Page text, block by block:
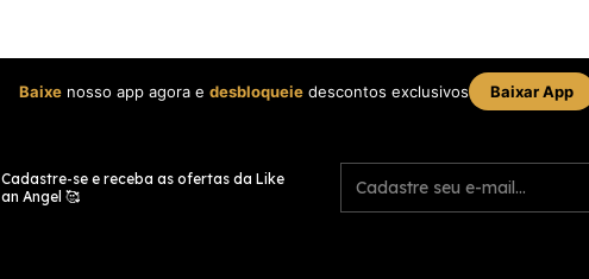
Baixe nosso app agora e desbloqueie descontos exclusivos Baixar App
Cadastre-se e receba as ofertas da Like
an Angel 🥰